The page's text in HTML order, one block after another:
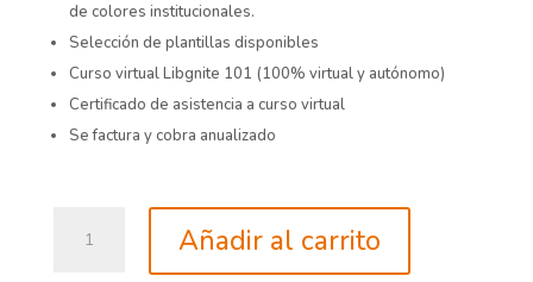
de colores institucionales.
Selección de plantillas disponibles
Curso virtual Libgnite 101 (100% virtual y autónomo)
Certificado de asistencia a curso virtual
Se factura y cobra anualizado
Essentials
Añadir al carrito